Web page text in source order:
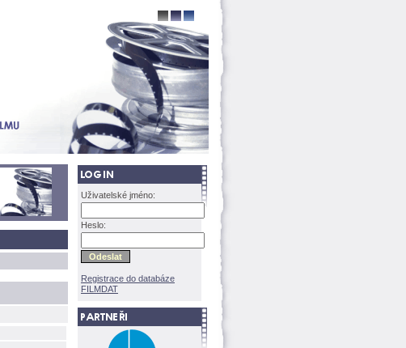
Uživatelské jméno:
Heslo:
Registrace do databáze
FILMDAT